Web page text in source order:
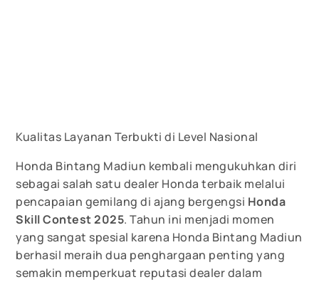
Kualitas Layanan Terbukti di Level Nasional
Honda Bintang Madiun kembali mengukuhkan diri
sebagai salah satu dealer Honda terbaik melalui
pencapaian gemilang di ajang bergengsi Honda
Skill Contest 2025. Tahun ini menjadi momen
yang sangat spesial karena Honda Bintang Madiun
berhasil meraih dua penghargaan penting yang
semakin memperkuat reputasi dealer dalam